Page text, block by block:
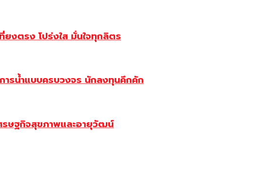
ยงตรง โปร่งใส มั่นใจทุกลิตร
ารน้ำแบบครบวงจร นักลงทุนคึกคัก
รษฐกิจสุขภาพและอายุวัฒน์